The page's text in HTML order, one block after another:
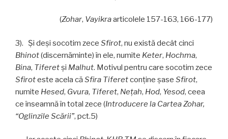
(Zohar, Vayikraarticolele 157-163, 166-177)
3). Şi deşi socotim zece Sfirot, nu există decât cinci
Bhinot(discernăminte) în ele, numite Keter, Hochma,
Bina, Tiferetși Malhut. Motivul pentru care socotim zece
Sfiroteste acela căSfira Tiferetconține șase Sfirot,
numite Hesed, Gvura, Tiferet, Neţah, Hod, Yesod, ceea
ce înseamnă în total zece (Introducere la Cartea Zohar,
“Oglinzile Scării”, pct.5)